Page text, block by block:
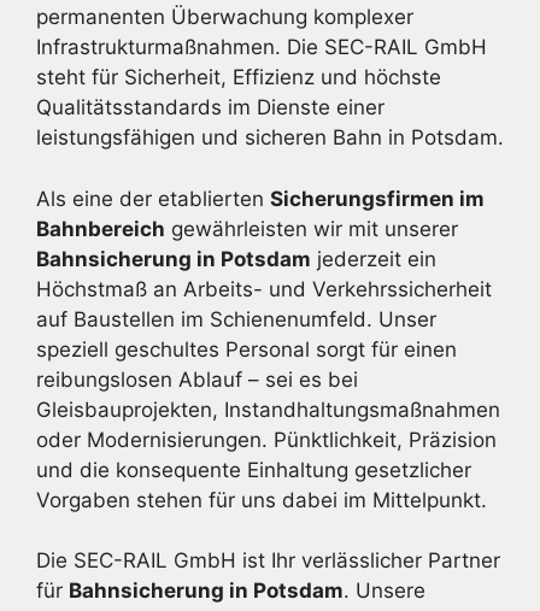
permanenten Überwachung komplexer
Infrastrukturmaßnahmen. Die SEC-RAIL GmbH
steht für Sicherheit, Effizienz und höchste
Qualitätsstandards im Dienste einer
leistungsfähigen und sicheren Bahn in Potsdam.
Als eine der etablierten Sicherungsfirmen im
Bahnbereich gewährleisten wir mit unserer
Bahnsicherung in Potsdam jederzeit ein
Höchstmaß an Arbeits- und Verkehrssicherheit
auf Baustellen im Schienenumfeld. Unser
speziell geschultes Personal sorgt für einen
reibungslosen Ablauf – sei es bei
Gleisbauprojekten, Instandhaltungsmaßnahmen
oder Modernisierungen. Pünktlichkeit, Präzision
und die konsequente Einhaltung gesetzlicher
Vorgaben stehen für uns dabei im Mittelpunkt.
Die SEC-RAIL GmbH ist Ihr verlässlicher Partner
für Bahnsicherung in Potsdam. Unsere